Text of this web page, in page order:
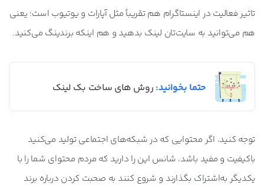
تاثیر فعالیت در اینستاگرام هم تقریباً مثل آپارات و یوتیوب است؛ یعنی
هم می‌توانید به سایت‌تان لینک بدهید و هم اینکه برندینگ می‌کنید.
حتما بخوانید: روش های ساخت بک لینک
توجه کنید، اگر محتوایی که در شبکه‌های اجتماعی تولید می‌کنید
باکیفیت و مفید باشد، شانس این را دارید که مردم محتوای شما را با
یکدیگر به‌اشتراک بگذارند و شروع کنند به صحبت کردن درباره برند